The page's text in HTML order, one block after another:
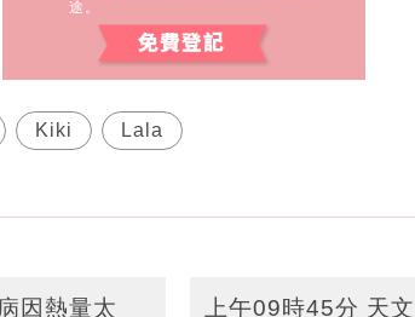
途。
Kiki Lala
因熱量太
上午09時45分 天